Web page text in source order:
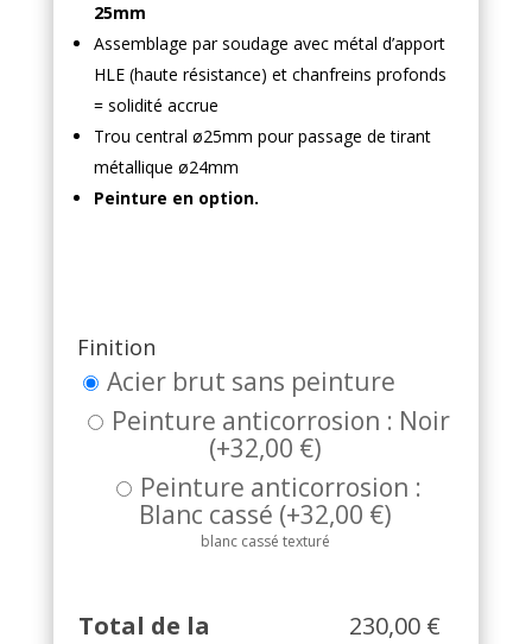
25mm
Assemblage par soudage avec métal d’apport
HLE (haute résistance) et chanfreins profonds
= solidité accrue
Trou central ø25mm pour passage de tirant
métallique ø24mm
Peinture en option.
Finition
Acier brut sans peinture
Peinture anticorrosion : Noir
(+32,00 €)
Peinture anticorrosion :
Blanc cassé (+32,00 €)
blanc cassé texturé
Total de la
230,00 €